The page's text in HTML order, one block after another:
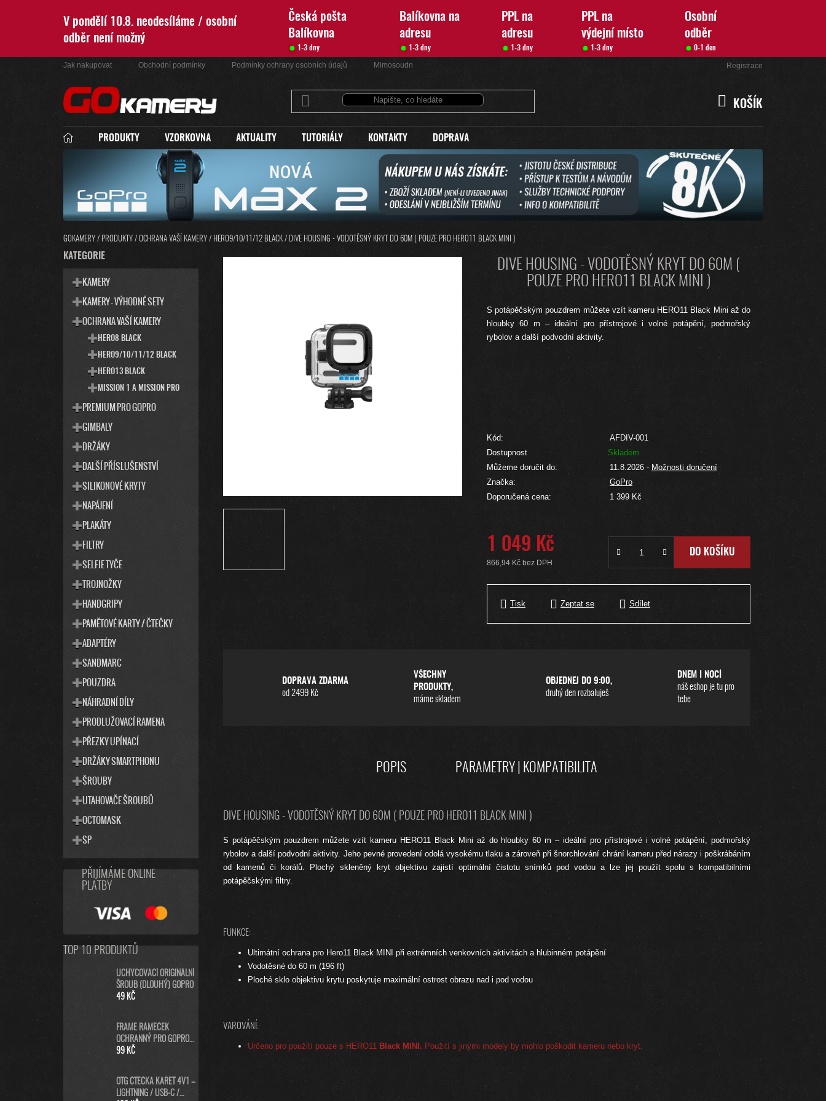
V pondělí 10.8. neodesíláme / osobní
odběr není možný
Česká pošta
Balíkovna
Balíkovna na
adresu
PPL na
adresu
PPL na
výdejní místo
Osobní
odběr
1-3 dny 1-3 dny 1-3 dny 1-3 dny 0-1 den
Jak nakupovat Obchodní podmínky Podmínky ochrany osobních údajů Mimosoudní řešení sporů Registrace
KOŠÍK
KOŠÍK
PRODUKTY VZORKOVNA AKTUALITY TUTORIÁLY KONTAKTY DOPRAVA
GOKAMERY / PRODUKTY / OCHRANA VAŠÍ KAMERY / HERO9/10/11/12 BLACK / DIVE HOUSING - VODOTĚSNÝ KRYT DO 60M ( POUZE PRO HERO11 BLACK MINI )
P
O
PŘESKOČIT
KATEGORIE
K
A
KATEGORIE
KAMERY
KAMERY - VÝHODNÉ SETY
OCHRANA VAŠÍ KAMERY
HERO8 BLACK
HERO9/10/11/12 BLACK
HERO13 BLACK
MISSION 1 A MISSION PRO
PREMIUM PRO GOPRO
GIMBALY
DRŽÁKY
DALŠÍ PŘÍSLUŠENSTVÍ
SILIKONOVÉ KRYTY
NAPÁJENÍ
PLAKÁTY
FILTRY
SELFIE TYČE
TROJNOŽKY
HANDGRIPY
PAMĚTOVÉ KARTY / ČTEČKY
ADAPTÉRY
SANDMARC
POUZDRA
NÁHRADNÍ DÍLY
PRODLUŽOVACÍ RAMENA
PŘEZKY UPÍNACÍ
DRŽÁKY SMARTPHONU
ŠROUBY
UTAHOVAČE ŠROUBŮ
OCTOMASK
SP
PŘIJÍMÁME ONLINE
PLATBY
TOP 10 PRODUKTŮ
UCHYCOVACÍ ORIGINÁLNÍ
ŠROUB (DLOUHÝ) GOPRO
49 KČ
FRAME RÁMEČEK
OCHRANNÝ PRO GOPRO
HERO8 BLACK
99 KČ
OTG ČTEČKA KARET 4V1 –
LIGHTNING / USB-C /
DIVE HOUSING - VODOTĚSNÝ KRYT DO 60M (
POUZE PRO HERO11 BLACK MINI )
S potápěčským pouzdrem můžete vzít kameru HERO11 Black Mini až do
hloubky 60 m – ideální pro přístrojové i volné potápění, podmořský
rybolov a další podvodní aktivity.
Kód:
AFDIV-001
Dostupnost
Skladem
Můžeme doručit do:
11.8.2026 - Možnosti doručení
Značka:
GoPro
Doporučená cena:
1 399 Kč
1 049 Kč
866,94 Kč bez DPH
DO KOŠÍKU
Tisk Zeptat se Sdílet
DOPRAVA ZDARMA
od 2499 Kč
VŠECHNY
PRODUKTY,
máme skladem
OBJEDNEJ DO 9:00,
druhý den rozbaluješ
DNEM I NOCÍ
náš eshop je tu pro
tebe
POPIS PARAMETRY | KOMPATIBILITA
DIVE HOUSING - VODOTĚSNÝ KRYT DO 60M ( POUZE PRO HERO11 BLACK MINI )
S potápěčským pouzdrem můžete vzít kameru HERO11 Black Mini až do hloubky 60 m – ideální pro přístrojové i volné potápění, podmořský
rybolov a další podvodní aktivity. Jeho pevné provedení odolá vysokému tlaku a zároveň při šnorchlování chrání kameru před nárazy i poškrábáním
od kamenů či korálů. Plochý skleněný kryt objektivu zajistí optimální čistotu snímků pod vodou a lze jej použít spolu s kompatibilními
potápěčskými filtry.
FUNKCE:
Ultimátní ochrana pro Hero11 Black MINI při extrémních venkovních aktivitách a hlubinném potápění
Vodotěsné do 60 m (196 ft)
Ploché sklo objektivu krytu poskytuje maximální ostrost obrazu nad i pod vodou
VAROVÁNÍ:
Určeno pro použití pouze s HERO11 Black MINI. Použití s jinými modely by mohlo poškodit kameru nebo kryt.